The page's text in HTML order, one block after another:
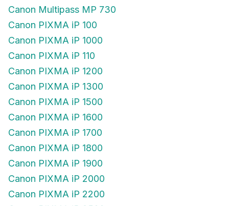
Canon Multipass MP 730
Canon PIXMA iP 100
Canon PIXMA iP 1000
Canon PIXMA iP 110
Canon PIXMA iP 1200
Canon PIXMA iP 1300
Canon PIXMA iP 1500
Canon PIXMA iP 1600
Canon PIXMA iP 1700
Canon PIXMA iP 1800
Canon PIXMA iP 1900
Canon PIXMA iP 2000
Canon PIXMA iP 2200